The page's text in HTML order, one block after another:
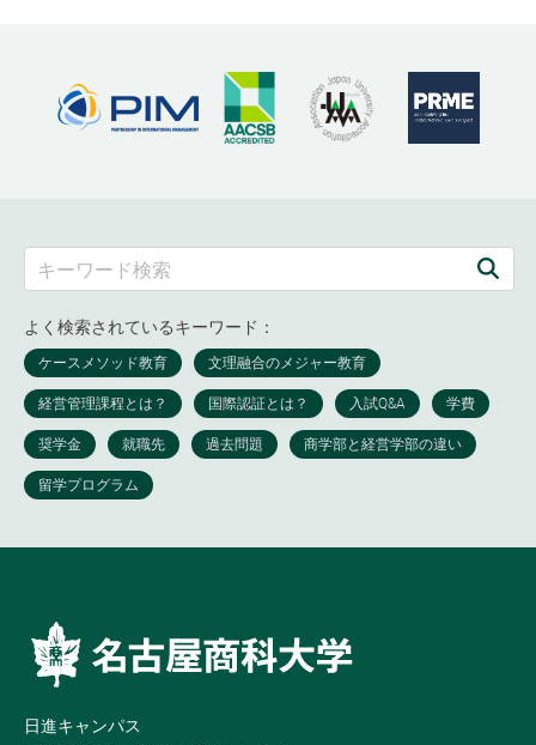
よく検索されているキーワード：
日進キャンパス